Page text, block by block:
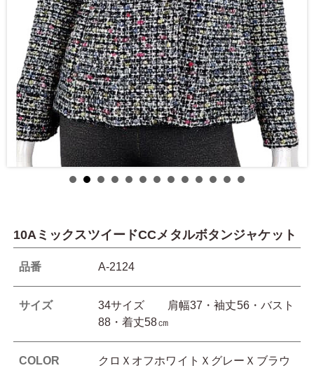
10AミックスツイードCCメタルボタンジャケット
品番 A-2124
サイズ
34サイズ 肩幅37・袖丈56・バスト
88・着丈58㎝
COLOR
クロＸオフホワイトＸグレーＸブラウ